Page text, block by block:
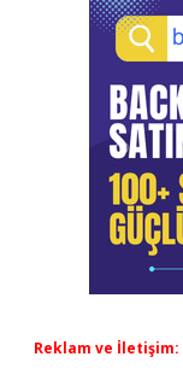
Reklam ve İletişim: